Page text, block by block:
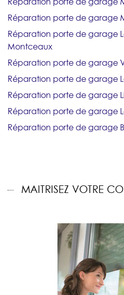
Réparation porte de garage
Réparation porte de garage
Montceaux
Réparation porte de garage
Réparation porte de garage
Réparation porte de garage
Réparation porte de garage
Réparation porte de garage
MAITRISEZ VOTRE